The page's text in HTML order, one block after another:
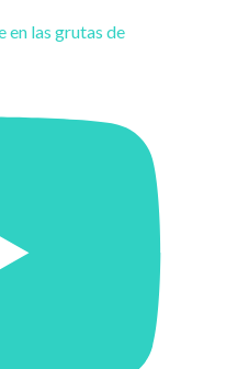
en las grutas de